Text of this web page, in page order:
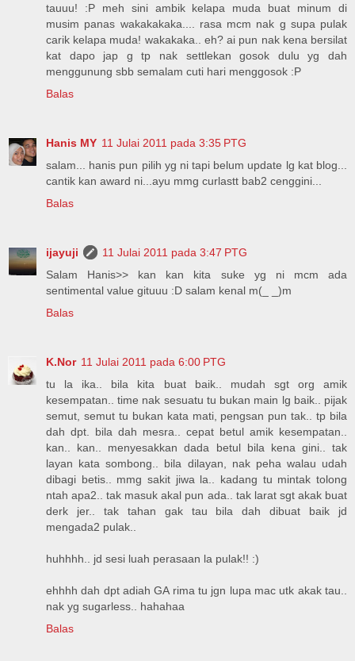
tauuu! :P meh sini ambik kelapa muda buat minum di
musim panas wakakakaka.... rasa mcm nak g supa pulak
carik kelapa muda! wakakaka.. eh? ai pun nak kena bersilat
kat dapo jap g tp nak settlekan gosok dulu yg dah
menggunung sbb semalam cuti hari menggosok :P
Balas
Hanis MY 11 Julai 2011 pada 3:35 PTG
salam... hanis pun pilih yg ni tapi belum update lg kat blog...
cantik kan award ni...ayu mmg curlastt bab2 cenggini...
Balas
ijayuji
11 Julai 2011 pada 3:47 PTG
Salam Hanis>> kan kan kita suke yg ni mcm ada
sentimental value gituuu :D salam kenal m(_ _)m
Balas
K.Nor 11 Julai 2011 pada 6:00 PTG
tu la ika.. bila kita buat baik.. mudah sgt org amik
kesempatan.. time nak sesuatu tu bukan main lg baik.. pijak
semut, semut tu bukan kata mati, pengsan pun tak.. tp bila
dah dpt. bila dah mesra.. cepat betul amik kesempatan..
kan.. kan.. menyesakkan dada betul bila kena gini.. tak
layan kata sombong.. bila dilayan, nak peha walau udah
dibagi betis.. mmg sakit jiwa la.. kadang tu mintak tolong
ntah apa2.. tak masuk akal pun ada.. tak larat sgt akak buat
derk jer.. tak tahan gak tau bila dah dibuat baik jd
mengada2 pulak..
huhhhh.. jd sesi luah perasaan la pulak!! :)
ehhhh dah dpt adiah GA rima tu jgn lupa mac utk akak tau..
nak yg sugarless.. hahahaa
Balas